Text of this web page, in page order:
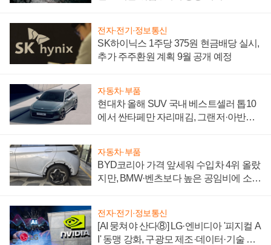
전자·전기·정보통신
SK하이닉스 1주당 375원 현금배당 실시,
추가 주주환원 계획 9월 공개 예정
자동차·부품
현대차 올해 SUV 국내 베스트셀러 톱10
에서 싼타페만 자리매김, 그랜저·아반떼
자동차·부품
BYD코리아 가격 앞세워 수입차 4위 올랐
지만, BMW·벤츠보다 높은 공임비에 소비
전자·전기·정보통신
[AI 뭉쳐야 산다⑧] LG·엔비디아 '피지컬 A
I' 동맹 강화, 구광모 제조·데이터·기술 결